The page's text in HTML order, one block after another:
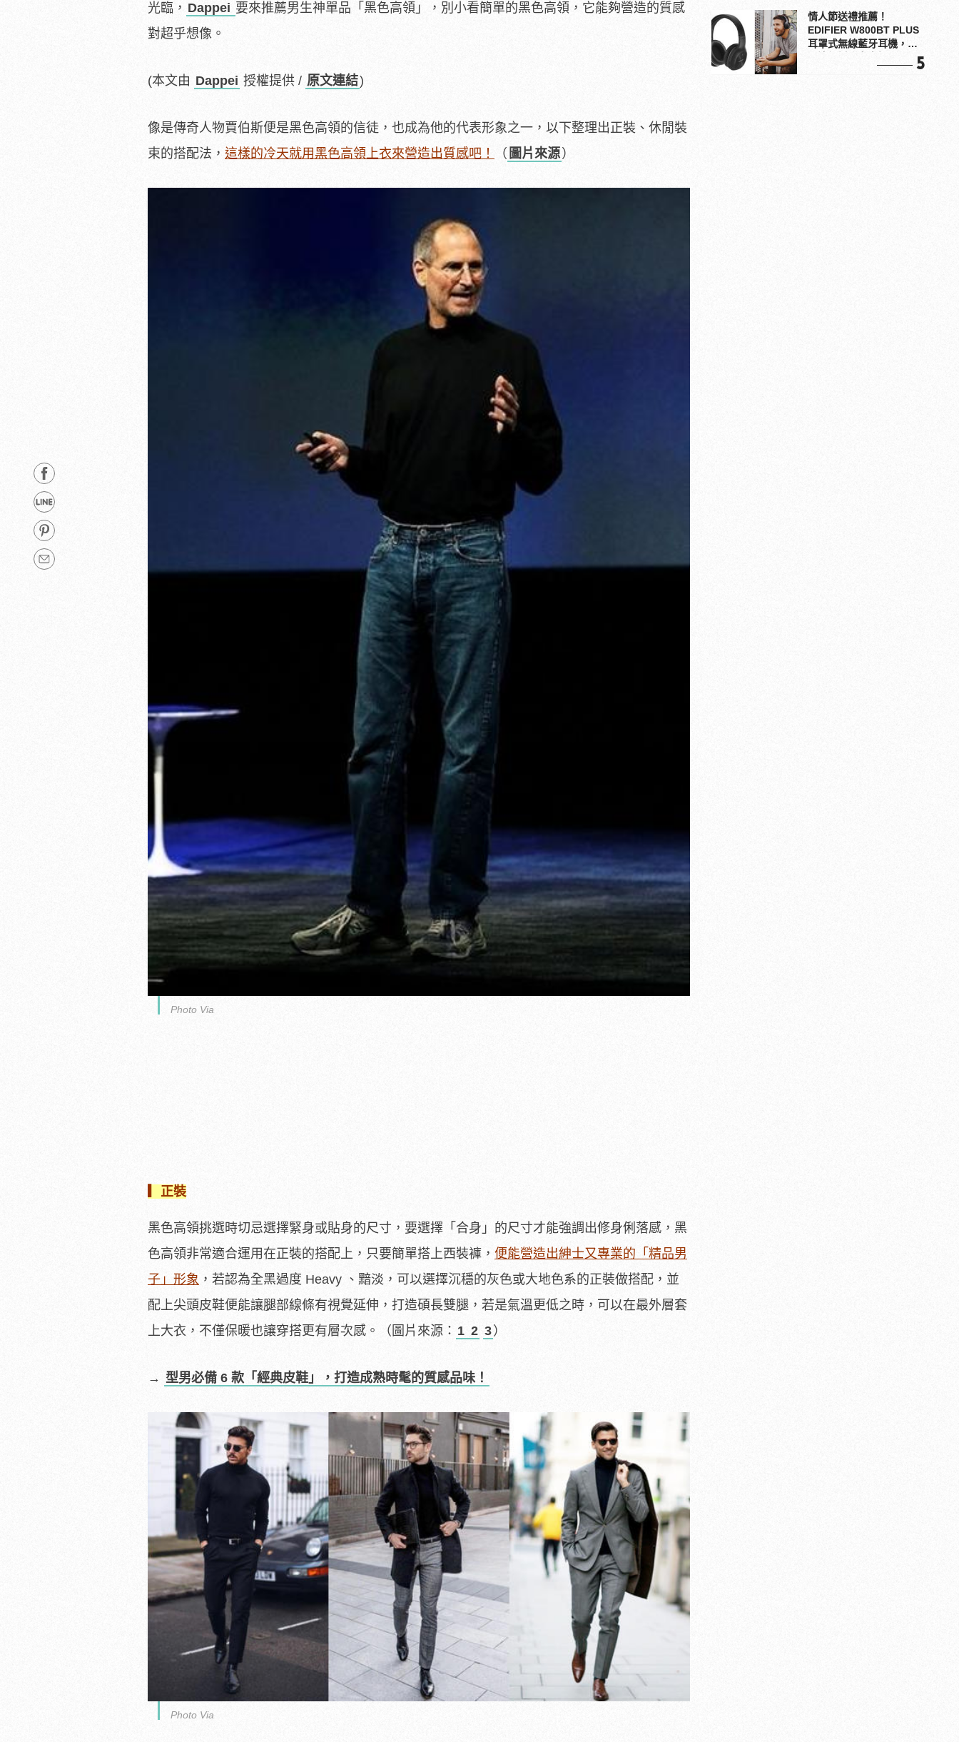
光臨， Dappei 要來推薦男生神單品「黑色高領」，別小看簡單的黑色高領，它能夠營造的質感
對超乎想像。
(本文由 Dappei 授權提供 / 原文連結)
像是傳奇人物賈伯斯便是黑色高領的信徒，也成為他的代表形象之一，以下整理出正裝、休閒裝
束的搭配法， 這樣的冷天就用黑色高領上衣來營造出質感吧！ （ 圖片來源）
Photo Via
▎正裝
黑色高領挑選時切忌選擇緊身或貼身的尺寸，要選擇「合身」的尺寸才能強調出修身俐落感，黑
色高領非常適合運用在正裝的搭配上，只要簡單搭上西裝褲， 便能營造出紳士又專業的「精品男
子」形象 ，若認為全黑過度 Heavy 、黯淡，可以選擇沉穩的灰色或大地色系的正裝做搭配，並
配上尖頭皮鞋便能讓腿部線條有視覺延伸，打造碩長雙腿，若是氣溫更低之時，可以在最外層套
上大衣，不僅保暖也讓穿搭更有層次感。（圖片來源： 1 2 3 ）
→ 型男必備 6 款「經典皮鞋」，打造成熟時髦的質感品味！
Photo Via
情人節送禮推薦！
EDIFIER W800BT PLUS
耳罩式無線藍牙耳機，在
5